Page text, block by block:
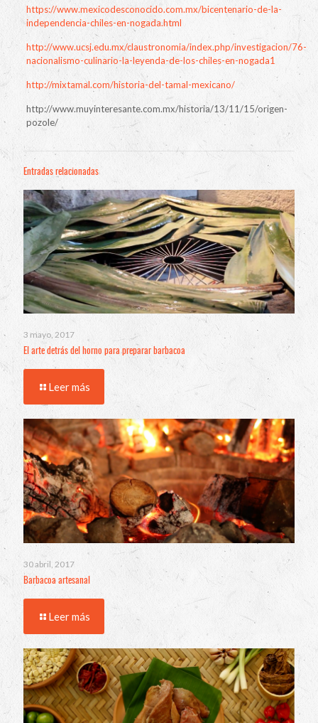
https://www.mexicodesconocido.com.mx/bicentenario-de-la-
independencia-chiles-en-nogada.html
http://www.ucsj.edu.mx/claustronomia/index.php/investigacion/76-
nacionalismo-culinario-la-leyenda-de-los-chiles-en-nogada1
http://mixtamal.com/historia-del-tamal-mexicano/
http://www.muyinteresante.com.mx/historia/13/11/15/origen-
pozole/
Entradas relacionadas
3 mayo, 2017
El arte detrás del horno para preparar barbacoa
Leer más
30 abril, 2017
Barbacoa artesanal
Leer más